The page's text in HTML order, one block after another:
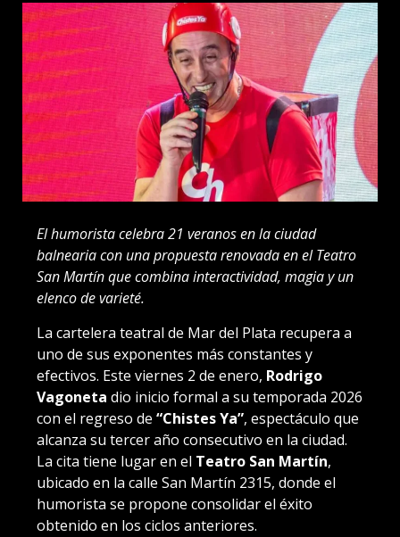
El humorista celebra 21 veranos en la ciudad
balnearia con una propuesta renovada en el Teatro
San Martín que combina interactividad, magia y un
elenco de varieté.
La cartelera teatral de Mar del Plata recupera a
uno de sus exponentes más constantes y
efectivos. Este viernes 2 de enero, Rodrigo
Vagoneta dio inicio formal a su temporada 2026
con el regreso de “Chistes Ya”, espectáculo que
alcanza su tercer año consecutivo en la ciudad.
La cita tiene lugar en el Teatro San Martín,
ubicado en la calle San Martín 2315, donde el
humorista se propone consolidar el éxito
obtenido en los ciclos anteriores.